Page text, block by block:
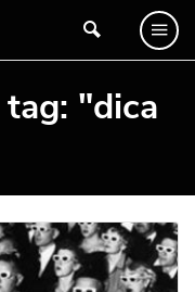
"dica